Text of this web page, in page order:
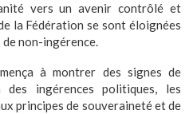
vers un avenir contrôlé et
la Fédération se sont éloignées
non-ingérence.
à montrer des signes de
ingérences politiques, les
principes de souveraineté et de